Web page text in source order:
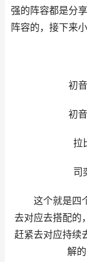
强的阵容都是分
阵容的，接下来
初音
初音
拉比
司奕
这个就是四个
去对应去搭配的
赶紧去对应持续
解